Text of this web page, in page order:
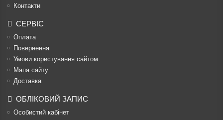
Контакти
СЕРВІС
Оплата
Повернення
Умови користування сайтом
Мапа сайту
Доставка
ОБЛІКОВИЙ ЗАПИС
Особистий кабінет